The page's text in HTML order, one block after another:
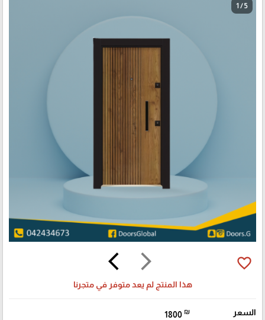
1 / 5
arrow_forward_ios
arrow_back_ios favorite_border
هذا المنتج لم يعد متوفر في متجرنا
السعر 1800 ₪